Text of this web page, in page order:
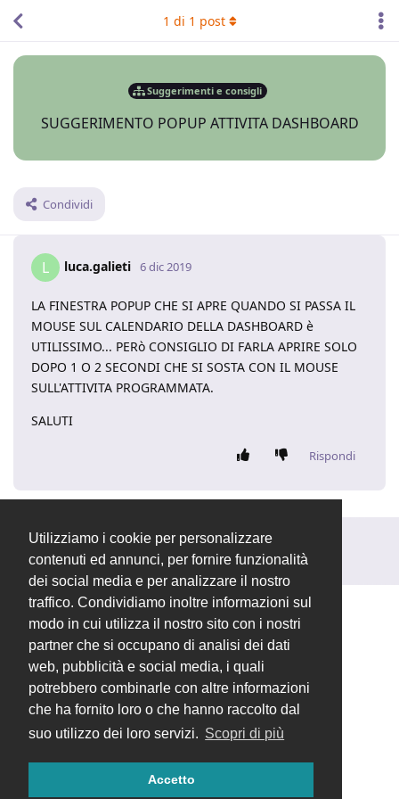
Utilizziamo i cookie per personalizzare
contenuti ed annunci, per fornire funzionalità
dei social media e per analizzare il nostro
traffico. Condividiamo inoltre informazioni sul
modo in cui utilizza il nostro sito con i nostri
partner che si occupano di analisi dei dati
web, pubblicità e social media, i quali
potrebbero combinarle con altre informazioni
che ha fornito loro o che hanno raccolto dal
suo utilizzo dei loro servizi. Scopri di più
Accetto
Suggerimenti e consigli
SUGGERIMENTO POPUP ATTIVITA DASHBOARD
Condividi
1 di 1 post
L luca.galieti 6 dic 2019
LA FINESTRA POPUP CHE SI APRE QUANDO SI PASSA IL
MOUSE SUL CALENDARIO DELLA DASHBOARD è
UTILISSIMO... PERò CONSIGLIO DI FARLA APRIRE SOLO
DOPO 1 O 2 SECONDI CHE SI SOSTA CON IL MOUSE
SULL'ATTIVITA PROGRAMMATA.
SALUTI
Rispondi
Rispondi alla discussione...